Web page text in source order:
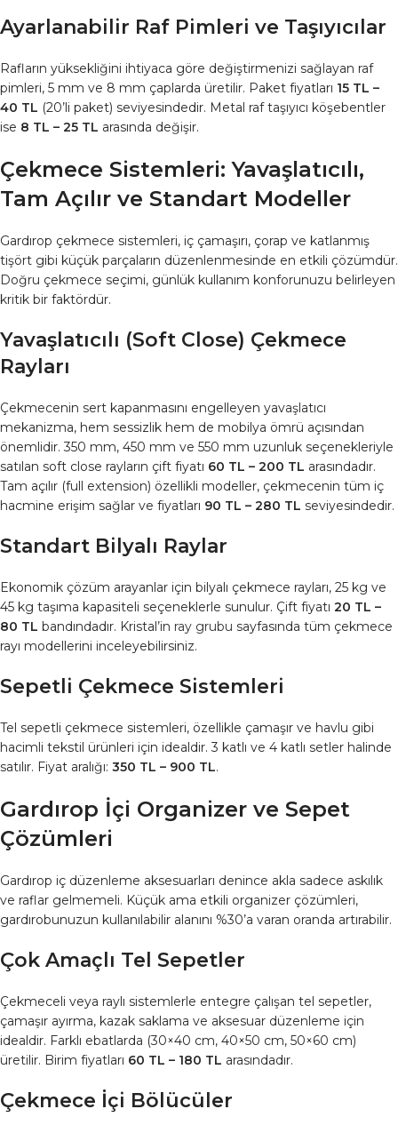
Ayarlanabilir Raf Pimleri ve Taşıyıcılar
Rafların yüksekliğini ihtiyaca göre değiştirmenizi sağlayan raf
pimleri, 5 mm ve 8 mm çaplarda üretilir. Paket fiyatları 15 TL –
40 TL (20’li paket) seviyesindedir. Metal raf taşıyıcı köşebentler
ise 8 TL – 25 TL arasında değişir.
Çekmece Sistemleri: Yavaşlatıcılı,
Tam Açılır ve Standart Modeller
Gardırop çekmece sistemleri, iç çamaşırı, çorap ve katlanmış
tişört gibi küçük parçaların düzenlenmesinde en etkili çözümdür.
Doğru çekmece seçimi, günlük kullanım konforunuzu belirleyen
kritik bir faktördür.
Yavaşlatıcılı (Soft Close) Çekmece
Rayları
Çekmecenin sert kapanmasını engelleyen yavaşlatıcı
mekanizma, hem sessizlik hem de mobilya ömrü açısından
önemlidir. 350 mm, 450 mm ve 550 mm uzunluk seçenekleriyle
satılan soft close rayların çift fiyatı 60 TL – 200 TL arasındadır.
Tam açılır (full extension) özellikli modeller, çekmecenin tüm iç
hacmine erişim sağlar ve fiyatları 90 TL – 280 TL seviyesindedir.
Standart Bilyalı Raylar
Ekonomik çözüm arayanlar için bilyalı çekmece rayları, 25 kg ve
45 kg taşıma kapasiteli seçeneklerle sunulur. Çift fiyatı 20 TL –
80 TL bandındadır. Kristal’in ray grubu sayfasında tüm çekmece
rayı modellerini inceleyebilirsiniz.
Sepetli Çekmece Sistemleri
Tel sepetli çekmece sistemleri, özellikle çamaşır ve havlu gibi
hacimli tekstil ürünleri için idealdir. 3 katlı ve 4 katlı setler halinde
satılır. Fiyat aralığı: 350 TL – 900 TL.
Gardırop İçi Organizer ve Sepet
Çözümleri
Gardırop iç düzenleme aksesuarları denince akla sadece askılık
ve raflar gelmemeli. Küçük ama etkili organizer çözümleri,
gardırobunuzun kullanılabilir alanını %30’a varan oranda artırabilir.
Çok Amaçlı Tel Sepetler
Çekmeceli veya raylı sistemlerle entegre çalışan tel sepetler,
çamaşır ayırma, kazak saklama ve aksesuar düzenleme için
idealdir. Farklı ebatlarda (30×40 cm, 40×50 cm, 50×60 cm)
üretilir. Birim fiyatları 60 TL – 180 TL arasındadır.
Çekmece İçi Bölücüler